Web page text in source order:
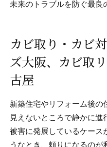
未来のトラブルを防ぐ最良
カビ取り・カビ
ズ大阪、カビ取
古屋
新築住宅やリフォーム後の
見えないところで静かに進
被害に発展しているケース
うなとき、頼りになるのが